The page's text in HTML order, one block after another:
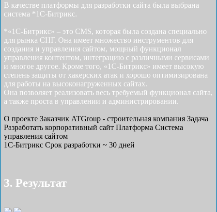
В качестве платформы для разработки сайта была выбрана
система *1С-Битрикс.
*«1С-Битрикс» – это CMS, которая была создана специально
для рынка СНГ. Она имеет множество инструментов для
создания и управления сайтом, мощный функционал
управления контентом, интеграцию с различными сервисами
и многое другое. Кроме того, «1С-Битрикс» имеет высокую
степень защиты от хакерских атак и хорошо оптимизирована
для работы на высоконагруженных сайтах.
Она позволяет реализовать весь требуемый функционал сайта,
а также проста в управлении и администрировании.
О проекте Заказчик ATGroup - строительная компания Задача
Разработать корпоративный сайт Платформа Система
управления сайтом
1С-Битрикс Срок разработки ~ 30 дней
3. Результат